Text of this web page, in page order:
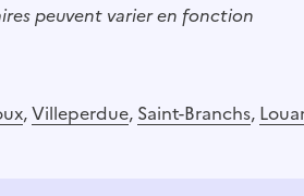
peuvent varier en fonction
,Villeperdue, Saint-Branchs,